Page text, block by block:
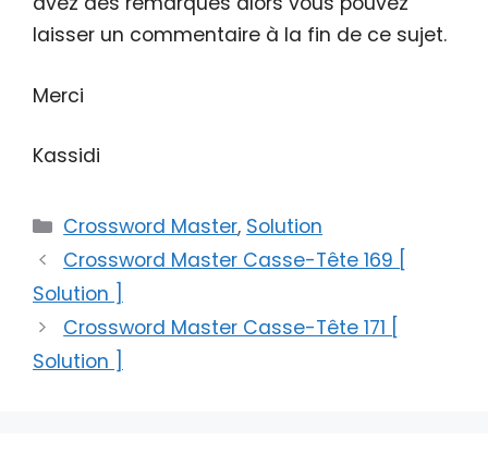
laisser un commentaire à la fin de ce sujet.
Merci
Kassidi
Catégories
Crossword Master, Solution
Crossword Master Casse-Tête 169 [
Solution ]
Crossword Master Casse-Tête 171 [
Solution ]